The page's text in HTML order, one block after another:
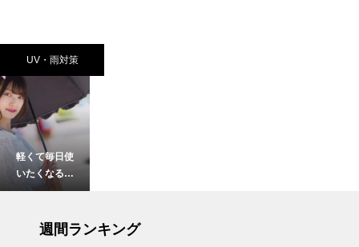
UV・雨対策
軽くて毎日使
いたくなる！
150g以下の
すすめ10選
【完全遮光・
週間ランキング